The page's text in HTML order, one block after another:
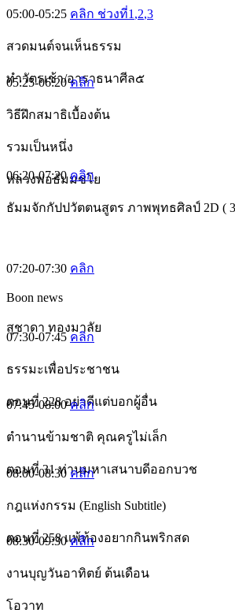
05:00-05:25 คลิก ช่วงที่1 ,2,3
สวดมนต์จนเห็นธรรม
ทำวัตรเช้า/อาราธนาศีล๕
05:25-06:20คลิก
วิธีฝึกสมาธิเบื้องต้น
รวมเป็นหนึ่ง
หลวงพ่อธัมมชโย
06:20-07:20คลิก
ธัมมจักกัปปวัตตนสูตร ภาพพุทธศิลป์ 2D (
07:20-07:30 คลิก
Boon news
สุชาดา ทองมาลัย
07:30-07:45 คลิก
ธรรมะเพื่อประชาชน
ตอนที่ 228 อย่าดีแต่บอกผู้อื่น
07:45-08:00คลิก
ตำนานข้ามชาติ คุณครูไม่เล็ก
ตอนที่ 31 ท่านมหาเสนาบดีออกบวช
08:00-08:30คลิก
กฎแห่งกรรม (English Subtitle)
ตอนที่ 258 แพ้ท้องอยากกินพริกสด
08:30-09:30คลิก
งานบุญวันอาทิตย์ ต้นเดือน
โอวาท